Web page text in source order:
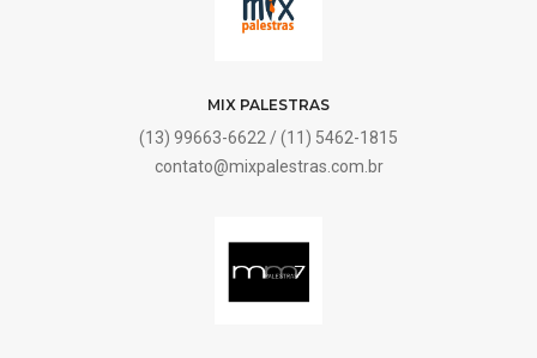
MIX PALESTRAS
(13) 99663-6622 / (11) 5462-1815
contato@mixpalestras.com.br